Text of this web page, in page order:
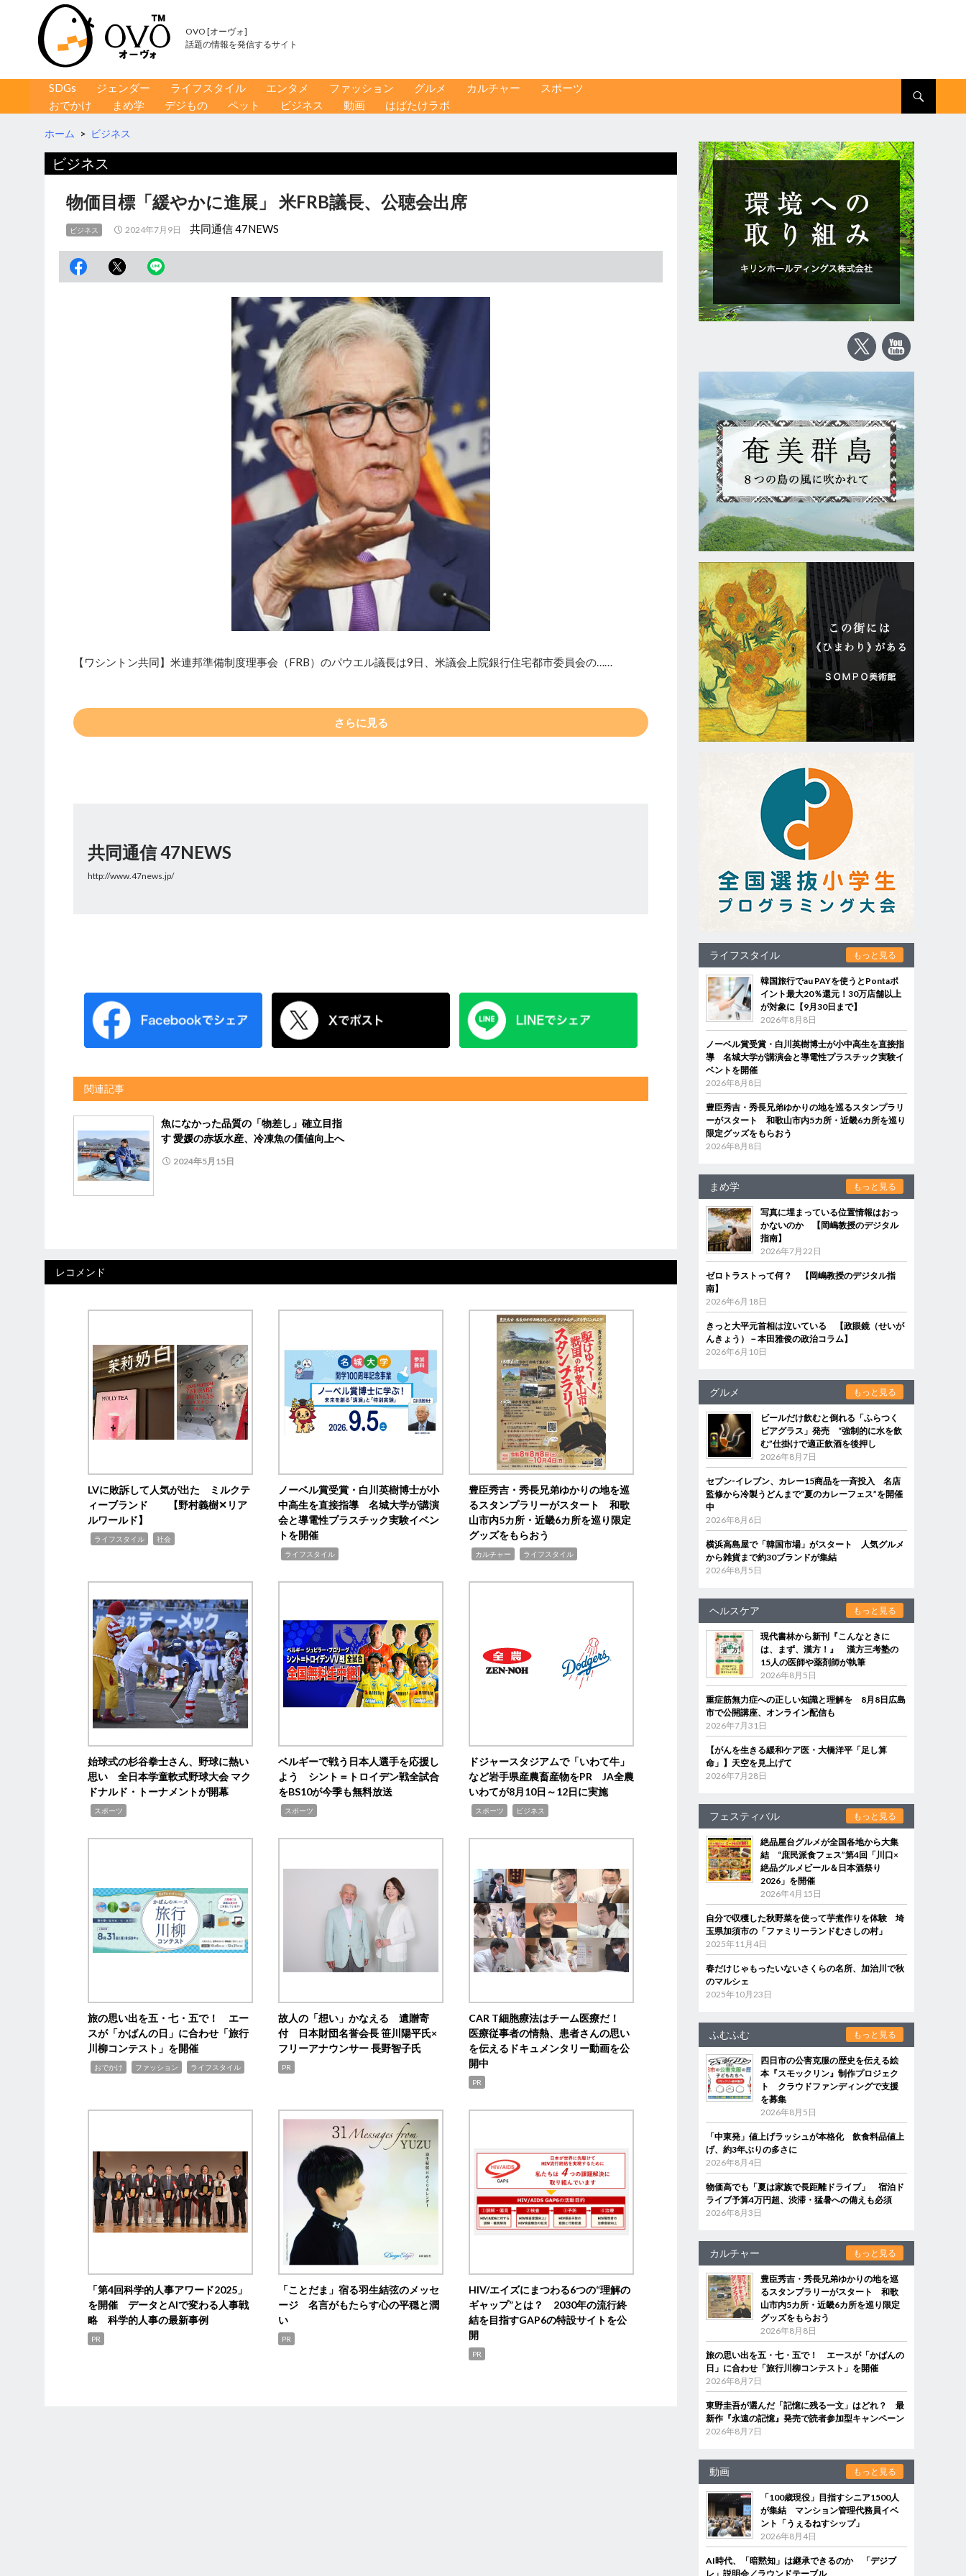
OVO [オーヴォ]
話題の情報を発信するサイト
コンテンツへ移動
SDGs ジェンダー ライフスタイル エンタメ ファッション グルメ カルチャー
スポーツ
おでかけ
まめ学 デジもの ペット ビジネス 動画 はばたけラボ
ホーム > ビジネス
ビジネス
物価目標「緩やかに進展」 米FRB議長、公聴会出席
ビジネス 2024年7月9日 共同通信 47NEWS
【ワシントン共同】米連邦準備制度理事会（FRB）のパウエル議長は9日、米議会上院銀行住宅都市委員会の……
さらに見る
共同通信 47NEWS
http://www.47news.jp/
関連記事
魚になかった品質の「物差し」確立目指
す 愛媛の赤坂水産、冷凍魚の価値向上へ
2024年5月15日
レコメンド
LVに敗訴して人気が出た ミルクテ
ィーブランド 【野村義樹✕リア
ルワールド】
ライフスタイル 社会
ノーベル賞受賞・白川英樹博士が小
中高生を直接指導 名城大学が講演
会と導電性プラスチック実験イベン
トを開催
ライフスタイル
豊臣秀吉・秀長兄弟ゆかりの地を巡
るスタンプラリーがスタート 和歌
山市内5カ所・近畿6カ所を巡り限定
グッズをもらおう
カルチャー ライフスタイル
始球式の杉谷拳士さん、野球に熱い
思い 全日本学童軟式野球大会 マク
ドナルド・トーナメントが開幕
スポーツ
ベルギーで戦う日本人選手を応援し
よう シント＝トロイデン戦全試合
をBS10が今季も無料放送
スポーツ
ドジャースタジアムで「いわて牛」
など岩手県産農畜産物をPR JA全農
いわてが8月10日～12日に実施
スポーツ ビジネス
旅の思い出を五・七・五で！ エー
スが「かばんの日」に合わせ「旅行
川柳コンテスト」を開催
おでかけ ファッション ライフスタイル
故人の「想い」かなえる 遺贈寄
付 日本財団名誉会長 笹川陽平氏×
フリーアナウンサー 長野智子氏
PR
CAR T細胞療法はチーム医療だ！
医療従事者の情熱、患者さんの思い
を伝えるドキュメンタリー動画を公
開中
PR
「第4回科学的人事アワード2025」
を開催 データとAIで変わる人事戦
略 科学的人事の最新事例
PR
「ことだま」宿る羽生結弦のメッセ
ージ 名言がもたらす心の平穏と潤
い
PR
HIV/エイズにまつわる6つの“理解の
ギャップ”とは？ 2030年の流行終
結を目指すGAP6の特設サイトを公
開
PR
ライフスタイル もっと見る
韓国旅行でau PAYを使うとPontaポ
イント最大20％還元！30万店舗以上
が対象に【9月30日まで】
2026年8月8日
ノーベル賞受賞・白川英樹博士が小中高生を直接指
導 名城大学が講演会と導電性プラスチック実験イ
ベントを開催
2026年8月8日
豊臣秀吉・秀長兄弟ゆかりの地を巡るスタンプラリ
ーがスタート 和歌山市内5カ所・近畿6カ所を巡り
限定グッズをもらおう
2026年8月8日
まめ学 もっと見る
写真に埋まっている位置情報はおっ
かないのか 【岡嶋教授のデジタル
指南】
2026年7月22日
ゼロトラストって何？ 【岡嶋教授のデジタル指
南】
2026年6月18日
きっと大平元首相は泣いている 【政眼鏡（せいが
んきょう）－本田雅俊の政治コラム】
2026年6月10日
グルメ もっと見る
ビールだけ飲むと倒れる「ふらつく
ビアグラス」発売 “強制的に水を飲
む”仕掛けで適正飲酒を後押し
2026年8月7日
セブン‐イレブン、カレー15商品を一斉投入 名店
監修から冷製うどんまで“夏のカレーフェス”を開催
中
2026年8月6日
横浜高島屋で「韓国市場」がスタート 人気グルメ
から雑貨まで約30ブランドが集結
2026年8月5日
ヘルスケア もっと見る
現代書林から新刊『こんなときに
は、まず、漢方！』 漢方三考塾の
15人の医師や薬剤師が執筆
2026年8月5日
重症筋無力症への正しい知識と理解を 8月8日広島
市で公開講座、オンライン配信も
2026年7月31日
【がんを生きる緩和ケア医・大橋洋平「足し算
命」】天空を見上げて
2026年7月28日
フェスティバル もっと見る
絶品屋台グルメが全国各地から大集
結 “庶民派食フェス”第4回「川口×
絶品グルメビール＆日本酒祭り
2026」を開催
2026年4月15日
自分で収穫した秋野菜を使って芋煮作りを体験 埼
玉県加須市の「ファミリーランドむさしの村」
2025年11月4日
春だけじゃもったいないさくらの名所、加治川で秋
のマルシェ
2025年10月23日
ふむふむ もっと見る
四日市の公害克服の歴史を伝える絵
本『スモックリン』制作プロジェク
ト クラウドファンディングで支援
を募集
2026年8月5日
「中東発」値上げラッシュが本格化 飲食料品値上
げ、約3年ぶりの多さに
2026年8月4日
物価高でも「夏は家族で長距離ドライブ」 宿泊ド
ライブ予算4万円超、渋滞・猛暑への備えも必須
2026年8月3日
カルチャー もっと見る
豊臣秀吉・秀長兄弟ゆかりの地を巡
るスタンプラリーがスタート 和歌
山市内5カ所・近畿6カ所を巡り限定
グッズをもらおう
2026年8月8日
旅の思い出を五・七・五で！ エースが「かばんの
日」に合わせ「旅行川柳コンテスト」を開催
2026年8月7日
東野圭吾が選んだ「記憶に残る一文」はどれ？ 最
新作『永遠の記憶』発売で読者参加型キャンペーン
2026年8月7日
動画 もっと見る
「100歳現役」目指すシニア1500人
が集結 マンション管理代務員イベ
ント「うぇるねすシップ」
2026年8月4日
AI時代、「暗黙知」は継承できるのか 「デジブ
レ」説明会／ラウンドテーブル